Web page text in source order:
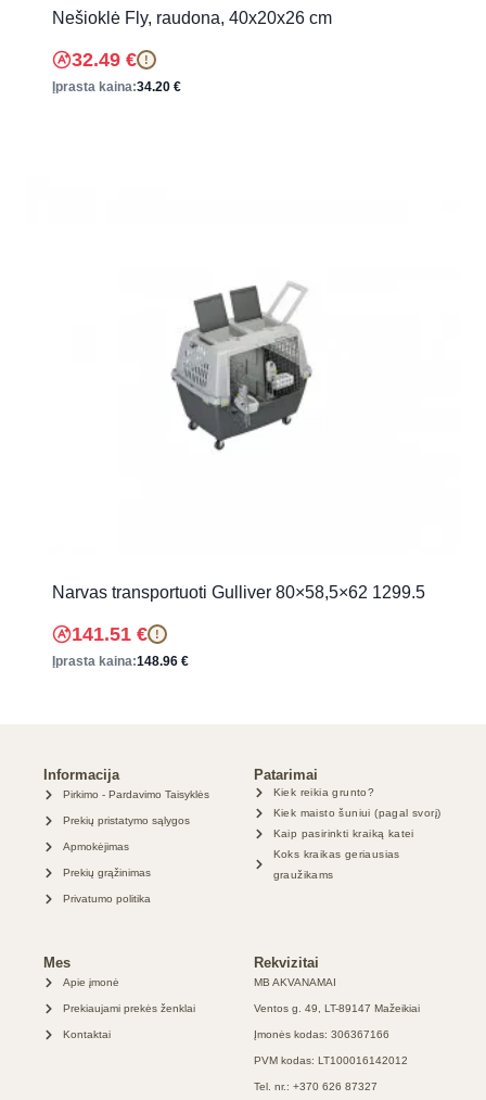
Nešioklė Fly, raudona, 40x20x26 cm
32.49 € !
Įprasta kaina:34.20 €
Narvas transportuoti Gulliver 80×58,5×62 1299.5
141.51 € !
Įprasta kaina:148.96 €
Informacija
Pirkimo - Pardavimo Taisyklės
Prekių pristatymo sąlygos
Apmokėjimas
Prekių grąžinimas
Privatumo politika
Patarimai
Kiek reikia grunto?
Kiek maisto šuniui (pagal svorį)
Kaip pasirinkti kraiką katei
Koks kraikas geriausias
graužikams
Mes
Apie įmonė
Prekiaujami prekės ženklai
Kontaktai
Rekvizitai
MB AKVANAMAI
Ventos g. 49, LT-89147 Mažeikiai
Įmonės kodas: 306367166
PVM kodas: LT100016142012
Tel. nr.: +370 626 87327